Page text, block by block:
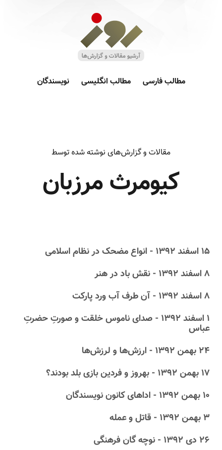
مطالب فارسی مطالب انگلیسی نویسندگان
مقالات و گزارش‌های نوشته شده توسط
کیومرث مرزبان
۱۵ اسفند ۱۳۹۲ - انواع مضحک در نظام اسلامی
۸ اسفند ۱۳۹۲ - نقش باد در هنر
۸ اسفند ۱۳۹۲ - آن طرف آب ورد پارکت
۱ اسفند ۱۳۹۲ - صدای ناموس خلقت و صورتِ حضرتِ
عباس
۲۴ بهمن ۱۳۹۲ - ارزش‌ها و لرزش‌ها
۱۷ بهمن ۱۳۹۲ - بهروز و فردین بازی بلد بودند؟
۱۰ بهمن ۱۳۹۲ - اداهای کانون نویسندگان
۳ بهمن ۱۳۹۲ - قاتل و عمله
۲۶ دى ۱۳۹۲ - نوچه گان فرهنگی